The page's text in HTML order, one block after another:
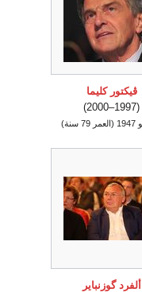
ڤيكتور كليما
(1997–2000)
(العمر 79 سنة)
ألفرد گوزنباير